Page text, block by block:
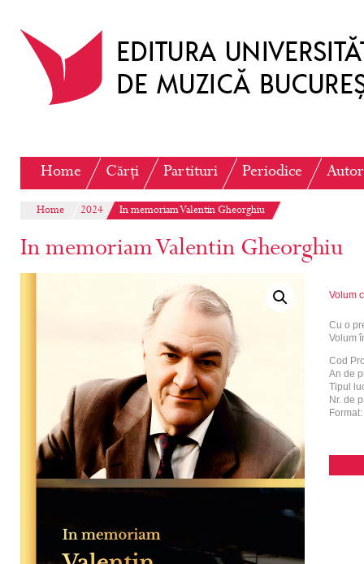
Home Cărți Partituri Periodice
Home 2024 In memoriam Valentin Gheorghiu
In memoriam Valentin Gheorghiu
Volum
Cu o
Volum
Cod
An de
Tipul
Nr. de
Format: